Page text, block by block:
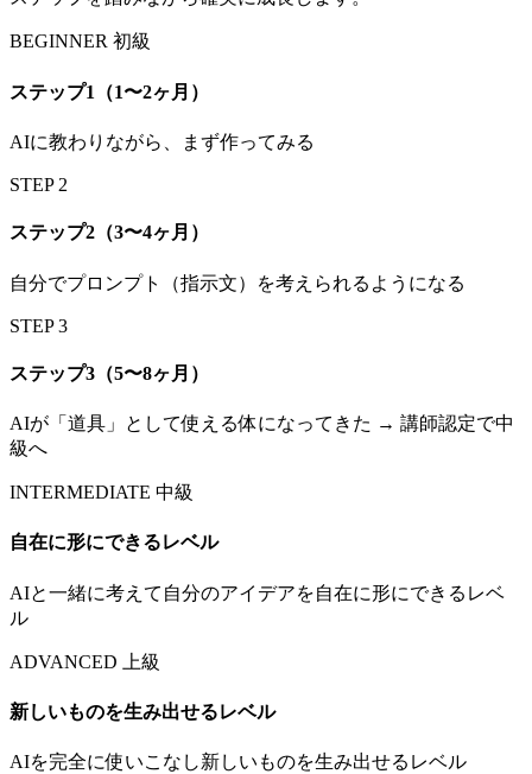
BEGINNER 初級
ステップ1（1〜2ヶ月）
AIに教わりながら、まず作ってみる
STEP 2
ステップ2（3〜4ヶ月）
自分でプロンプト（指示文）を考えられるようになる
STEP 3
ステップ3（5〜8ヶ月）
AIが「道具」として使える体になってきた → 講師認定で中
級へ
INTERMEDIATE 中級
自在に形にできるレベル
AIと一緒に考えて自分のアイデアを自在に形にできるレベ
ル
ADVANCED 上級
新しいものを生み出せるレベル
AIを完全に使いこなし新しいものを生み出せるレベル